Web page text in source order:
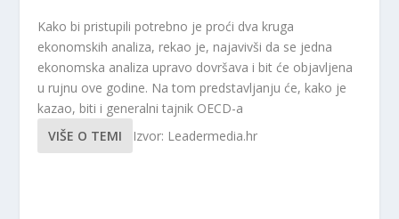
Kako bi pristupili potrebno je proći dva kruga
ekonomskih analiza, rekao je, najavivši da se jedna
ekonomska analiza upravo dovršava i bit će objavljena
u rujnu ove godine. Na tom predstavljanju će, kako je
kazao, biti i generalni tajnik OECD-a
VIŠE O TEMI
Izvor: Leadermedia.hr